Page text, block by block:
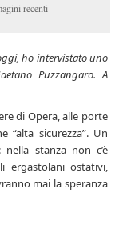
recenti
ho intervistato uno
Puzzangaro. A
di Opera, alle porte
“alta sicurezza”. Un
stanza non c’è
ergastolani ostativi,
mai la speranza